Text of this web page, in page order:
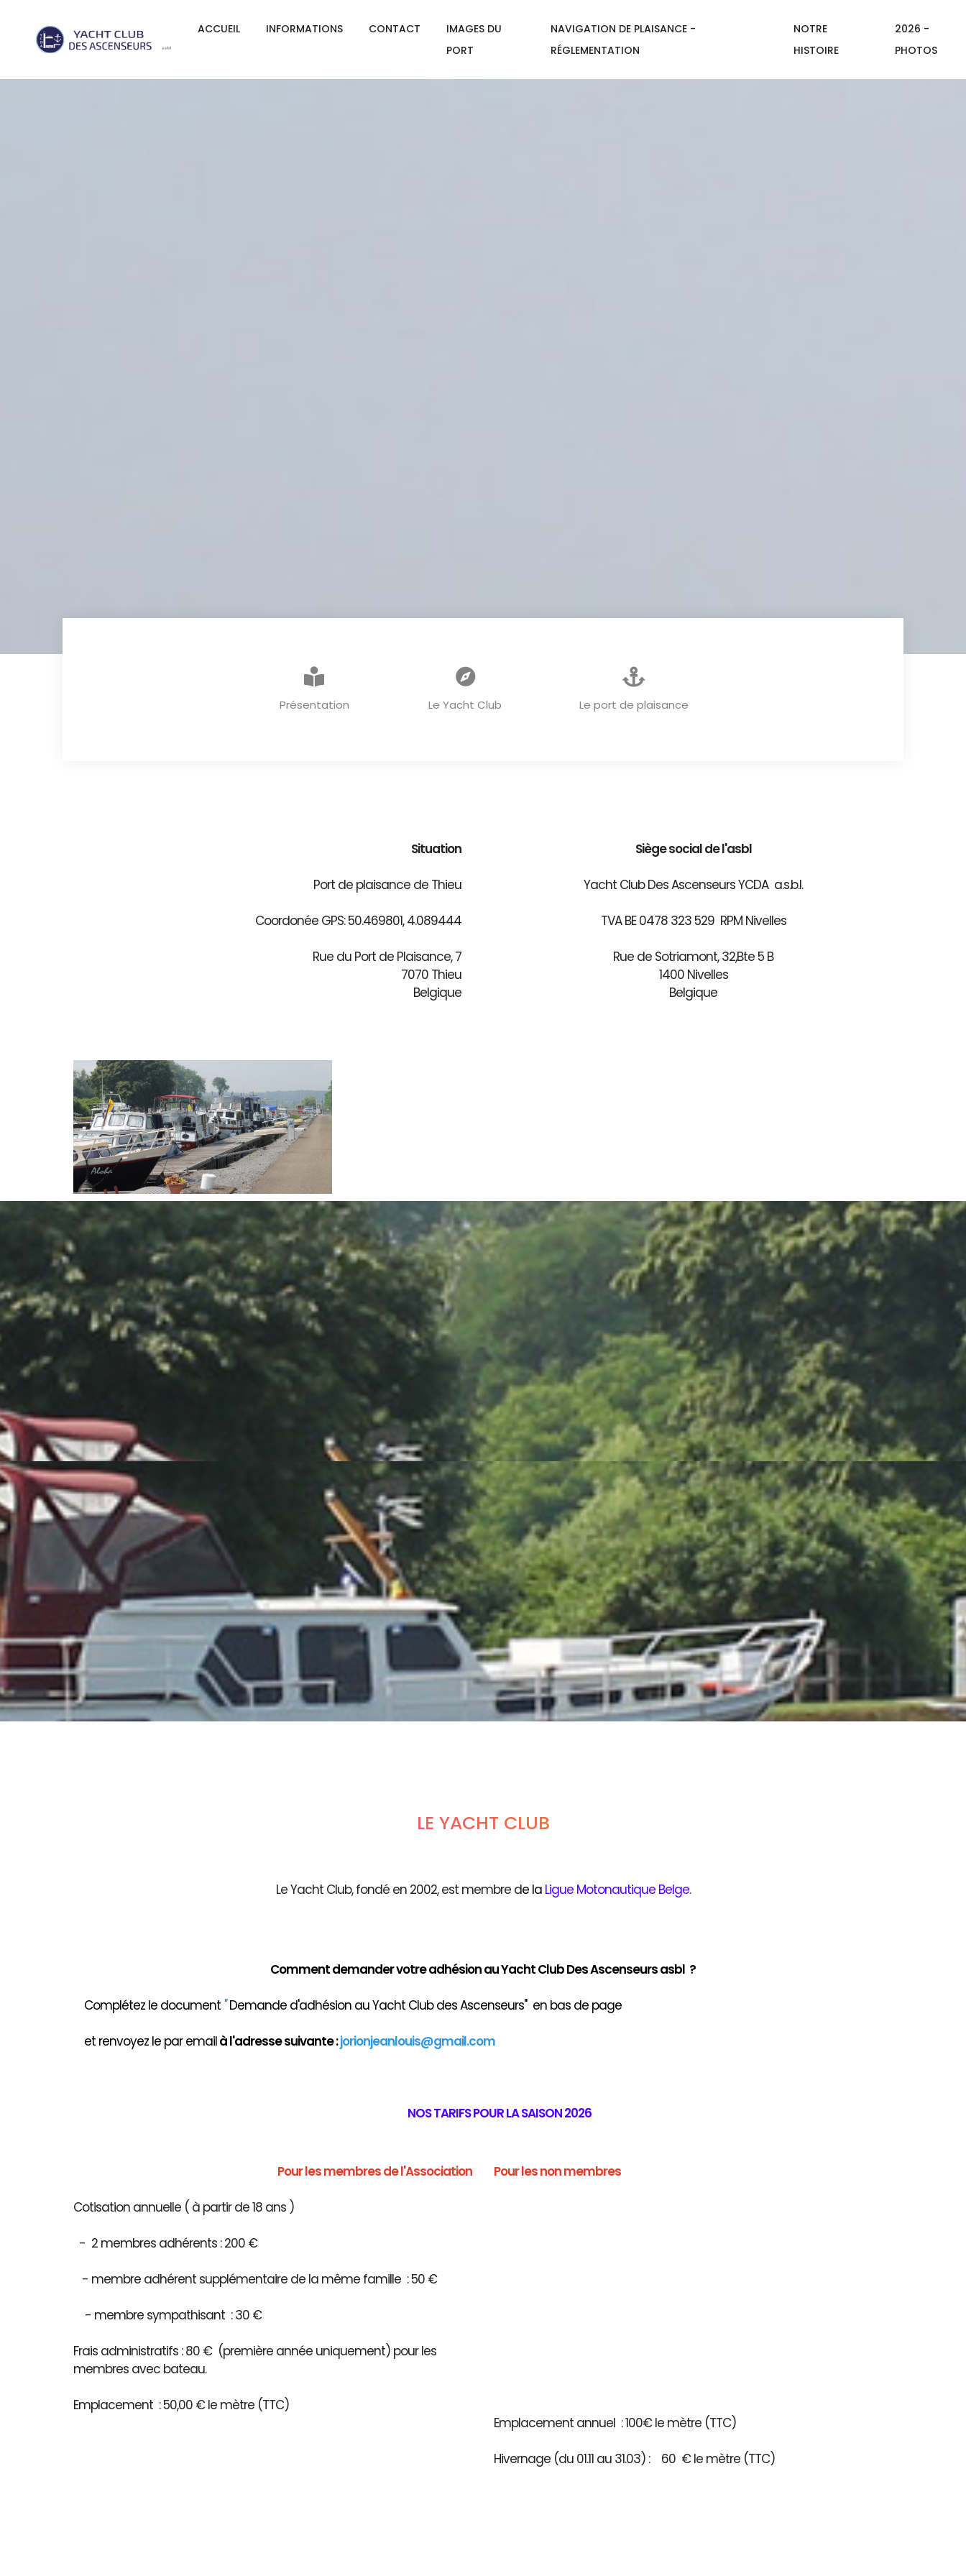
ACCUEIL INFORMATIONS CONTACT
IMAGES DU
PORT
NAVIGATION DE PLAISANCE -
RÉGLEMENTATION
NOTRE
HISTOIRE
2026 -
PHOTOS
ACCUEIL
Présentation Le Yacht Club Le port de plaisance
Situation
Port de plaisance de Thieu
Coordonée GPS: 50.469801, 4.089444
Rue du Port de Plaisance, 7
7070 Thieu
Belgique
Siège social de l'asbl
Yacht Club Des Ascenseurs YCDA a.s.b.l.
TVA BE 0478 323 529 RPM Nivelles
Rue de Sotriamont, 32,Bte 5 B
1400 Nivelles
Belgique
LE YACHT CLUB
Le Yacht Club, fondé en 2002, est membre de la Ligue Motonautique Belge.
Comment demander votre adhésion au Yacht Club Des Ascenseurs asbl ?
Complétez le document "Demande d'adhésion au Yacht Club des Ascenseurs" en bas de page
et renvoyez le par emailàl'adresse suivante :jorionjeanlouis@gmail.com
NOS TARIFS POUR LA SAISON 2026
Pour les membres de l'Association
Cotisation annuelle ( à partir de 18 ans )
- 2 membres adhérents : 200 €
- membre adhérent supplémentaire de la même famille : 50 €
- membre sympathisant : 30 €
Frais administratifs : 80 € (première année uniquement) pour les
membres avec bateau.
Emplacement : 50,00 € le mètre (TTC)
Pour les non membres
Emplacement annuel : 100€ le mètre (TTC)
Hivernage (du 01.11 au 31.03) : 60 € le mètre (TTC)